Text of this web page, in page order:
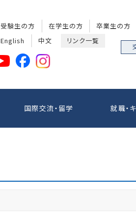
受験生の方 在学生の方 卒業生の方
English
中文 リンク一覧
国際交流・留学 就職・